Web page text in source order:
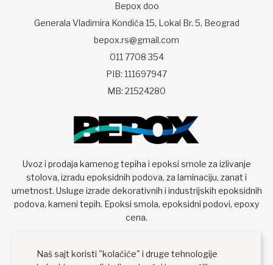
Bepox doo
Generala Vladimira Kondića 15, Lokal Br. 5, Beograd
bepox.rs@gmail.com
011 7708 354
PIB: 111697947
MB: 21524280
Uvoz i prodaja kamenog tepiha i epoksi smole za izlivanje
stolova, izradu epoksidnih podova, za laminaciju, zanat i
umetnost. Usluge izrade dekorativnih i industrijskih epoksidnih
podova, kameni tepih. Epoksi smola, epoksidni podovi, epoxy
cena.
Naš sajt koristi "kolačiće" i druge tehnologije